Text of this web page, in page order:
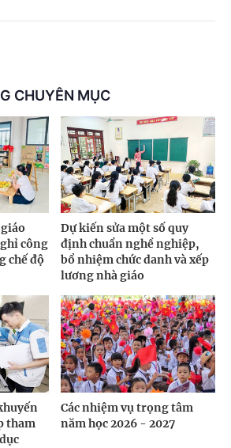
CHUYÊN MỤC
công
chế độ
Dự kiến sửa một số quy
định chuẩn nghề nghiệp,
bổ nhiệm chức danh và xếp
lương nhà giáo
tham
Các nhiệm vụ trọng tâm
năm học 2026 - 2027